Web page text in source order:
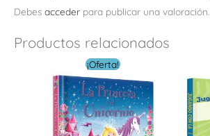
Debes acceder para publicar una valoración.
Productos relacionados
¡Oferta!
El
precio
original
era:
$ 24.00.
precio
actual
es:
$ 7.20.